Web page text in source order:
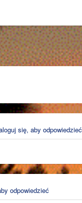
się, aby odpowiedzieć
odpowiedzieć